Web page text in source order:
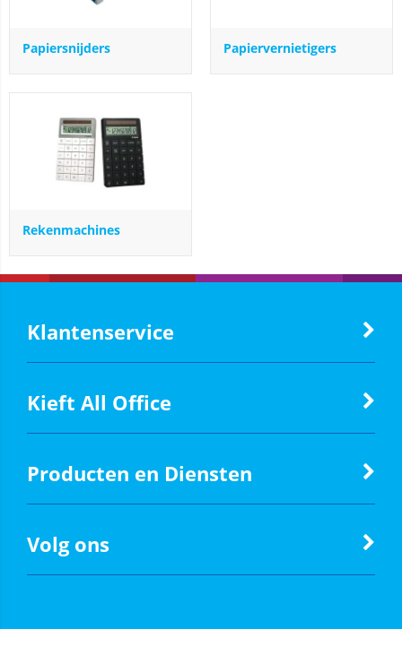
Papiersnijders Papiervernietigers
Rekenmachines
Klantenservice
Kieft All Office
Producten en Diensten
Volg ons